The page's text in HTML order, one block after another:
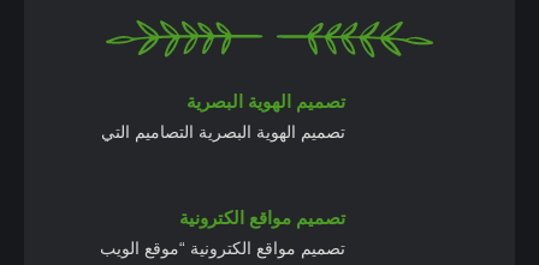
تصميم الهوية البصرية
تصميم الهوية البصرية التصاميم التي
تصميم مواقع الكترونية
تصميم مواقع الكترونية “موقع الويب